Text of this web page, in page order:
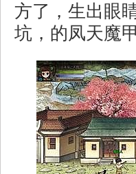
方了，生出眼
坑，的凤天魔